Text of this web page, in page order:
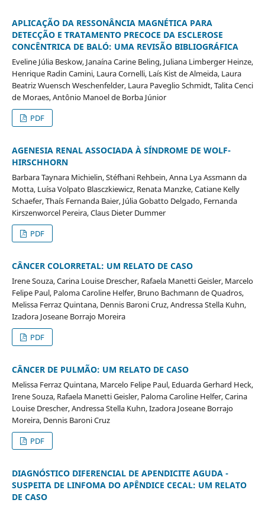
APLICAÇÃO DA RESSONÂNCIA MAGNÉTICA PARA
DETECÇÃO E TRATAMENTO PRECOCE DA ESCLEROSE
CONCÊNTRICA DE BALÓ: UMA REVISÃO BIBLIOGRÁFICA
Eveline Júlia Beskow, Janaína Carine Beling, Juliana Limberger Heinze,
Henrique Radin Camini, Laura Cornelli, Laís Kist de Almeida, Laura
Beatriz Wuensch Weschenfelder, Laura Paveglio Schmidt, Talita Cenci
de Moraes, Antônio Manoel de Borba Júnior
PDF
AGENESIA RENAL ASSOCIADA À SÍNDROME DE WOLF-
HIRSCHHORN
Barbara Taynara Michielin, Stéfhani Rehbein, Anna Lya Assmann da
Motta, Luísa Volpato Blasczkiewicz, Renata Manzke, Catiane Kelly
Schaefer, Thaís Fernanda Baier, Júlia Gobatto Delgado, Fernanda
Kirszenworcel Pereira, Claus Dieter Dummer
PDF
CÂNCER COLORRETAL: UM RELATO DE CASO
Irene Souza, Carina Louise Drescher, Rafaela Manetti Geisler, Marcelo
Felipe Paul, Paloma Caroline Helfer, Bruno Bachmann de Quadros,
Melissa Ferraz Quintana, Dennis Baroni Cruz, Andressa Stella Kuhn,
Izadora Joseane Borrajo Moreira
PDF
CÂNCER DE PULMÃO: UM RELATO DE CASO
Melissa Ferraz Quintana, Marcelo Felipe Paul, Eduarda Gerhard Heck,
Irene Souza, Rafaela Manetti Geisler, Paloma Caroline Helfer, Carina
Louise Drescher, Andressa Stella Kuhn, Izadora Joseane Borrajo
Moreira, Dennis Baroni Cruz
PDF
DIAGNÓSTICO DIFERENCIAL DE APENDICITE AGUDA -
SUSPEITA DE LINFOMA DO APÊNDICE CECAL: UM RELATO
DE CASO